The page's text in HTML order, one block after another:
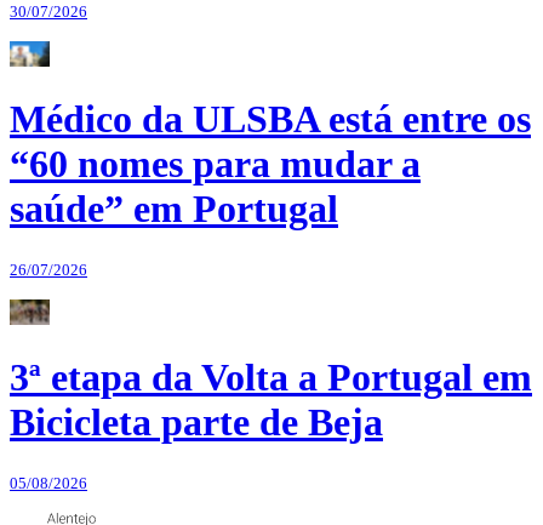
30/07/2026
Médico da ULSBA está entre os
“60 nomes para mudar a
saúde” em Portugal
26/07/2026
3ª etapa da Volta a Portugal em
Bicicleta parte de Beja
05/08/2026